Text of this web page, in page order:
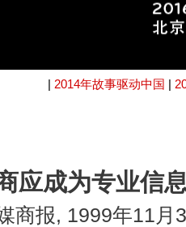
| 2014年故事驱动中国 |
应成为专业信
商报, 1999年11月